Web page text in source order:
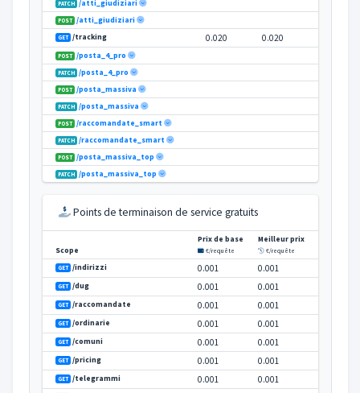
Scope
Prix de base
€/requête
PATCH /telegrammi
PATCH /ordinarie
POST /raccomandate
PATCH /raccomandate
POST /telegrammi
/ordinarie
PATCH /atti_giudiziari
POST /atti_giudiziari
Points de terminaison de service gratuits